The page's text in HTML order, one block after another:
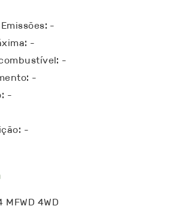
-
-
-
-
-
-
4WD